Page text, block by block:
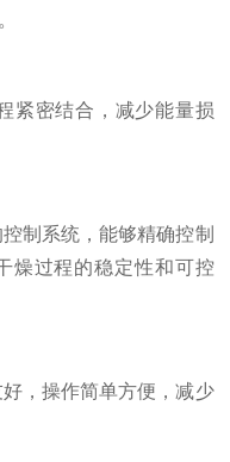
密结合，减少能量损
制系统，能够精确控制
燥过程的稳定性和可控
，操作简单方便，减少